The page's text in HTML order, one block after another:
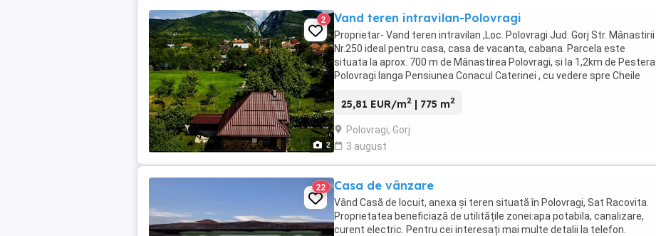
2
2 Vand teren intravilan-Polovragi
Proprietar- Vand teren intravilan ,Loc. Polovragi Jud. Gorj Str. Mânastirii
Nr.250 ideal pentru casa, casa de vacanta, cabana. Parcela este
situata la aprox. 700 m de Mânastirea Polovragi, si la 1,2km de Pestera
Polovragi langa Pensiunea Conacul Caterinei , cu vedere spre Cheile
25,81 EUR/m2 | 775 m2
Polovragi, Gorj
3 august
22 Casa de vânzare
Vând Casă de locuit, anexa și teren situată în Polovragi, Sat Racovita.
Proprietatea beneficiază de utilitățile zonei:apa potabila, canalizare,
curent electric. Pentru cei interesați mai multe detalii la telefon.